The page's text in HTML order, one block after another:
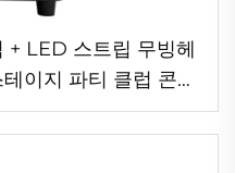
LED 스트립 무빙헤
이지 파티 클럽 콘서